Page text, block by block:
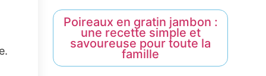
Poireaux en gratin jambon :
une recette simple et
savoureuse pour toute la
famille